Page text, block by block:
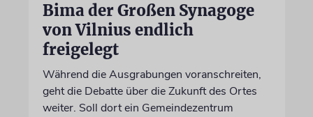
Bima der Großen Synagoge
von Vilnius endlich
freigelegt
Während die Ausgrabungen voranschreiten,
geht die Debatte über die Zukunft des Ortes
weiter. Soll dort ein Gemeindezentrum